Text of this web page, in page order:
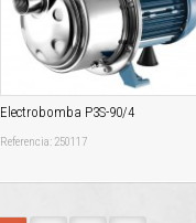
Electrobomba P3S-90/4
Referencia: 250117